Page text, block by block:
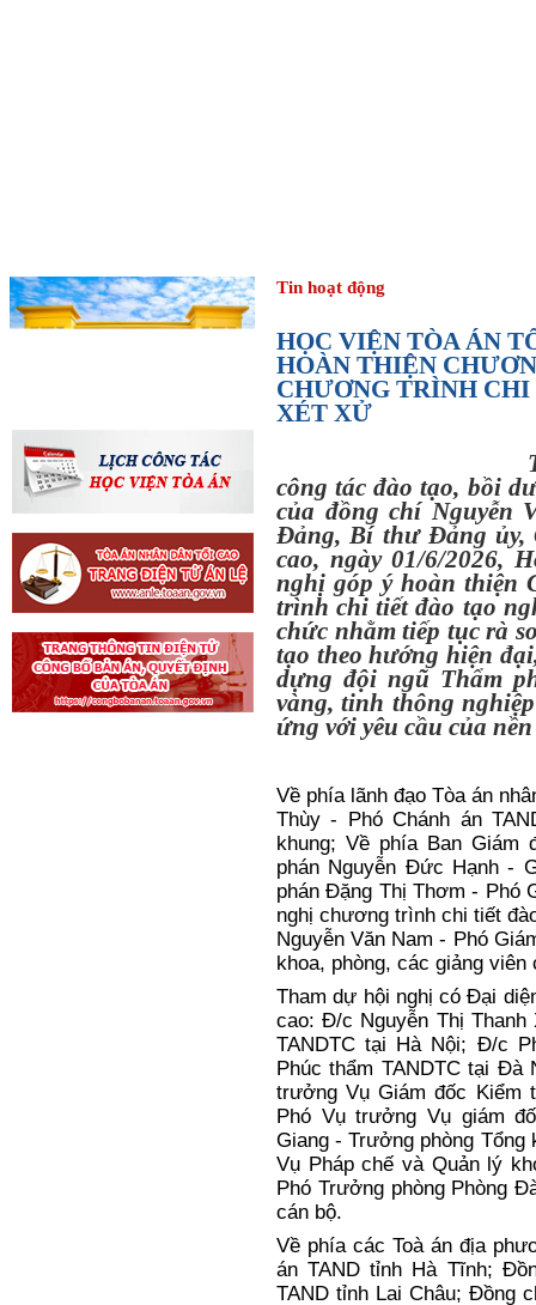
Tin hoạt động
HỌC VIỆN TÒA ÁN
HOÀN THIỆN
CHƯƠNG TRÌNH
XÉT XỬ
ý hoàn thiện Chương
tiết đào tạo nghiệp
nhằm tiếp tục rà soát,
theo hướng hiện đại,
ứng với yêu cầu của
Về phía lãnh đạo Tòa án
Thùy - Phó Chánh án
khung; Về phía Ban Giám
phán Nguyễn Đức Hạnh -
phán Đặng Thị Thơm - Phó
nghịchương trình chi tiết
Nguyễn Văn Nam - Phó
khoa, phòng, các giảng viên
Tham dự hội nghị có Đại
cao:Đ/c Nguyễn Thị Thanh
TANDTC tại Hà Nội; Đ/c
Phúc thẩm TANDTC tại Đà
trưởngVụ Giám đốc Kiểm
Phó Vụ trưởng Vụ giám
Giang - Trưởng phòng
Vụ Pháp chế và Quản lý
Phó Trưởng phòng Phòng
cán bộ.